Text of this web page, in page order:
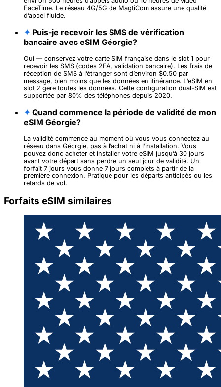
FaceTime. Le réseau 4G/5G de MagtiCom assure une qualité
d’appel fluide.
✦ Puis-je recevoir les SMS de vérification
bancaire avec eSIM Géorgie?
Oui — conservez votre carte SIM française dans le slot 1 pour
recevoir les SMS (codes 2FA, validation bancaire). Les frais de
réception de SMS à l’étranger sont d’environ $0.50 par
message, bien moins que les données en itinérance. L’eSIM en
slot 2 gère toutes les données. Cette configuration dual-SIM est
supportée par 80% des téléphones depuis 2020.
✦ Quand commence la période de validité de mon
eSIM Géorgie?
La validité commence au moment où vous vous connectez au
réseau dans Géorgie, pas à l’achat ni à l’installation. Vous
pouvez donc acheter et installer votre eSIM jusqu’à 30 jours
avant votre départ sans perdre un seul jour de validité. Un
forfait 7 jours vous donne 7 jours complets à partir de la
première connexion. Pratique pour les départs anticipés ou les
retards de vol.
Forfaits eSIM similaires